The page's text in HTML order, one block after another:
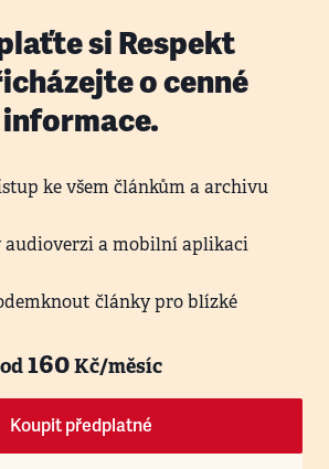
si Respekt
o cenné
informace.
ke všem článkům a archivu
audioverzi a mobilní aplikaci
články pro blízké
od160Kč/měsíc
Koupit předplatné